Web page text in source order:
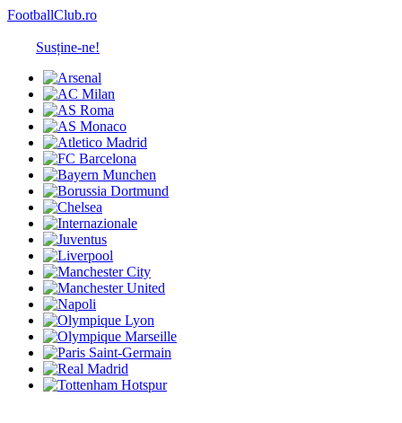
FootballClub.ro
Susține-ne!